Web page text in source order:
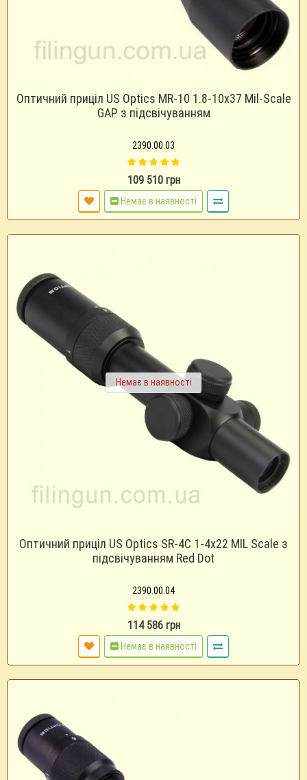
Оптичний приціл US Optics MR-10 1.8-10x37 Mil-Scale
GAP з підсвічуванням
2390.00.03
109 510 грн
Немає в наявності
Немає в наявності
Оптичний приціл US Optics SR-4C 1-4x22 MIL Scale з
підсвічуванням Red Dot
2390.00.04
114 586 грн
Немає в наявності